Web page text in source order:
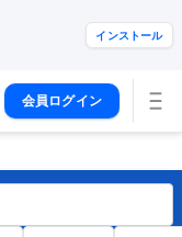
インストール
会員ログイン